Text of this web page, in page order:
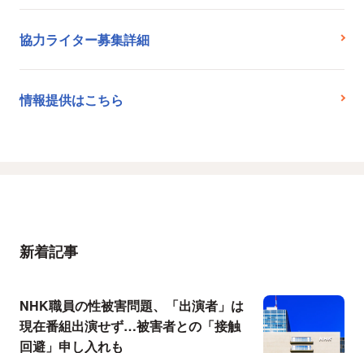
協力ライター募集詳細
情報提供はこちら
新着記事
NHK職員の性被害問題、「出演者」は
現在番組出演せず…被害者との「接触
回避」申し入れも